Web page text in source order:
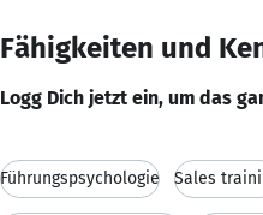
Fähigkeiten und
Logg Dich jetzt ein, um das
Führungspsychologie Sales